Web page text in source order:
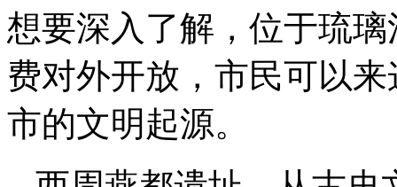
想要深入了解，位于琉
费对外开放，市民可以
市的文明起源。